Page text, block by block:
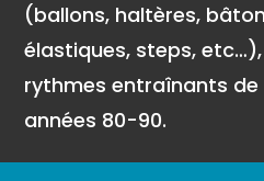
(ballons, haltères,
élastiques, steps,
rythmes entraînants de
années 80-90.